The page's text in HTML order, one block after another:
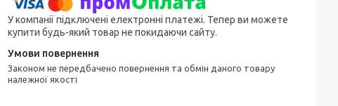
У компанії підключені електронні платежі. Тепер ви можете
купити будь-який товар не покидаючи сайту.
Законом не передбачено повернення та обмін даного товару
належної якості